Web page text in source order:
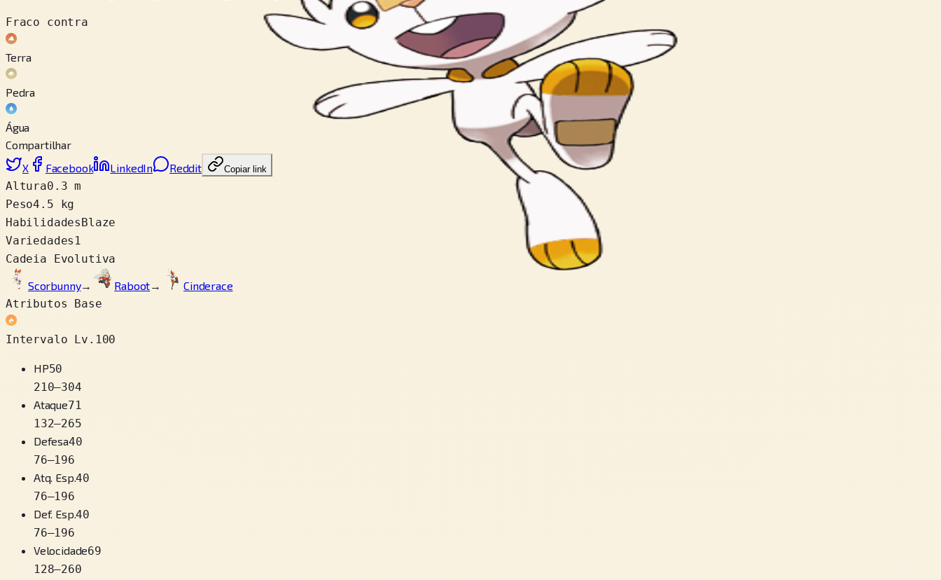
Fraco contra
Terra
Pedra
Água
Compartilhar
X
Facebook LinkedIn Reddit Copiar link
Altura0.3 m
Peso4.5 kg
HabilidadesBlaze
Variedades 1
Cadeia Evolutiva
Scorbunny→ Raboot→
Cinderace
Atributos Base
Intervalo Lv.100
HP50
210–304
Ataque71
132–265
Defesa40
76–196
Atq. Esp.40
76–196
Def. Esp.40
76–196
Velocidade69
128–260